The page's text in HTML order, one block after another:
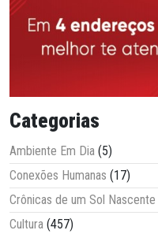
Categorias
Ambiente Em Dia (5)
Conexões Humanas (17)
Crônicas de um Sol Nascente
Cultura (457)